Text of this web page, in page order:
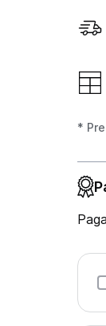
sūcēju aksesuāri
gludināšanas
pagatavošana
*